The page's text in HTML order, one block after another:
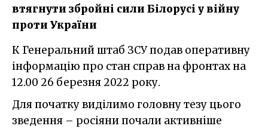
втягнути збройні сили Білорусі у війну
проти України
К Генеральний штаб ЗСУ подав оперативну
інформацію про стан справ на фронтах на
12.00 26 березня 2022 року.
Для початку виділимо головну тезу цього
зведення – росіяни почали активніше